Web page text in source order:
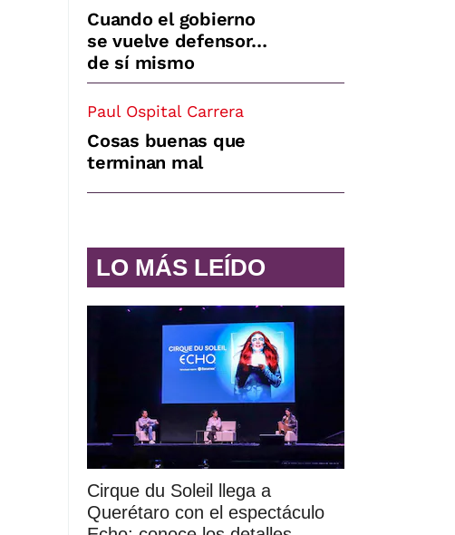
Cuando el gobierno
se vuelve defensor…
de sí mismo
Paul Ospital Carrera
Cosas buenas que
terminan mal
LO MÁS LEÍDO
Cirque du Soleil llega a
Querétaro con el espectáculo